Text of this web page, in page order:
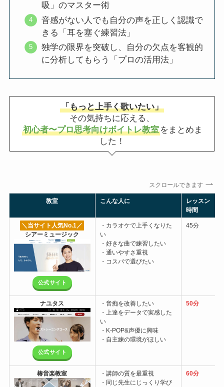
吸」のマスター術
音感がない人でも自分の声を正しく認識で
きる「耳を塞ぐ練習法」
独学の限界を突破し、自分の欠点を客観的
に分析してもらう「プロの活用法」
「もっと上手く歌いたい」
その気持ちに応える、
初心者〜プロ思考向けボイトレ教室をまとめま
した！
スクロールできます
教室 こんな人に
レッスン
時間
＼当サイト人気No.1／
シアーミュージック
公式サイト
・カラオケで上手くなりた
い
・好きな曲で練習したい
・通いやすさ重視
・コスパで選びたい
45分
ナユタス
公式サイト
・音痴を改善したい
・上達をデータで実感した
い
・K-POP&声優に興味
・自主練の環境がほしい
50分
椿音楽教室
・講師の質を最重視
・同じ先生にじっくり学び
60分